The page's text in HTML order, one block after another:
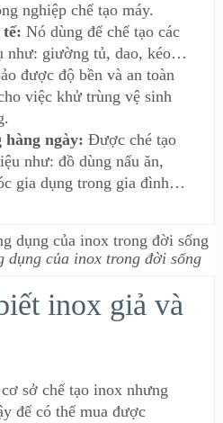
nghiệp chế tạo máy.
Nó dùng để chế tạo các
như: giường tủ, dao, kéo…
được độ bền và an toàn
việc khử trùng vệ sinh
hàng ngày: Được ché tạo
như: đồ dùng nấu ăn,
gia dụng trong gia đình…
dụng của inox trong đời sống
inox giả và
sở chế tạo inox nhưng
để có thể mua được